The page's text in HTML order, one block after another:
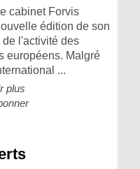
cabinet Forvis
édition de son
l'activité des
européens. Malgré
...
plus